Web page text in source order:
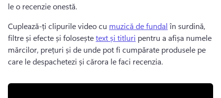
le o recenzie onestă.
Cuplează-ți clipurile video cu muzică de fundal în surdină,
filtre și efecte și folosește text și titluri pentru a afișa numele
mărcilor, prețuri și de unde pot fi cumpărate produsele pe
care le despachetezi și cărora le faci recenzia.